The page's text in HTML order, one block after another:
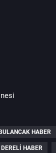
HABER
DERELI HABER